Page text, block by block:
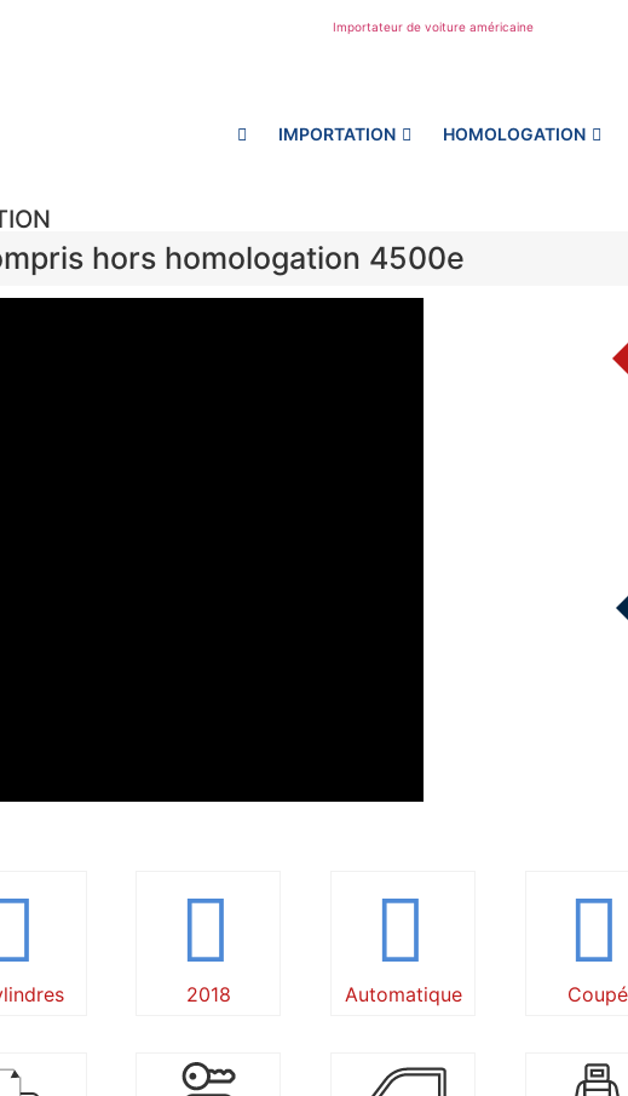
IMPORTATION HOMOLOGATION
hors homologation 4500e
2018 Automatique Coupé